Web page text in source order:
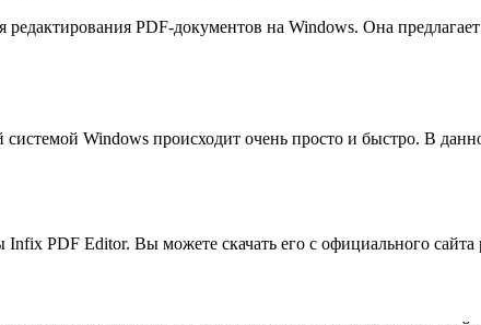
PDF-документов на Windows. Она
Windows происходит очень просто и быстро. В
PDF Editor. Вы можете скачать его с официального